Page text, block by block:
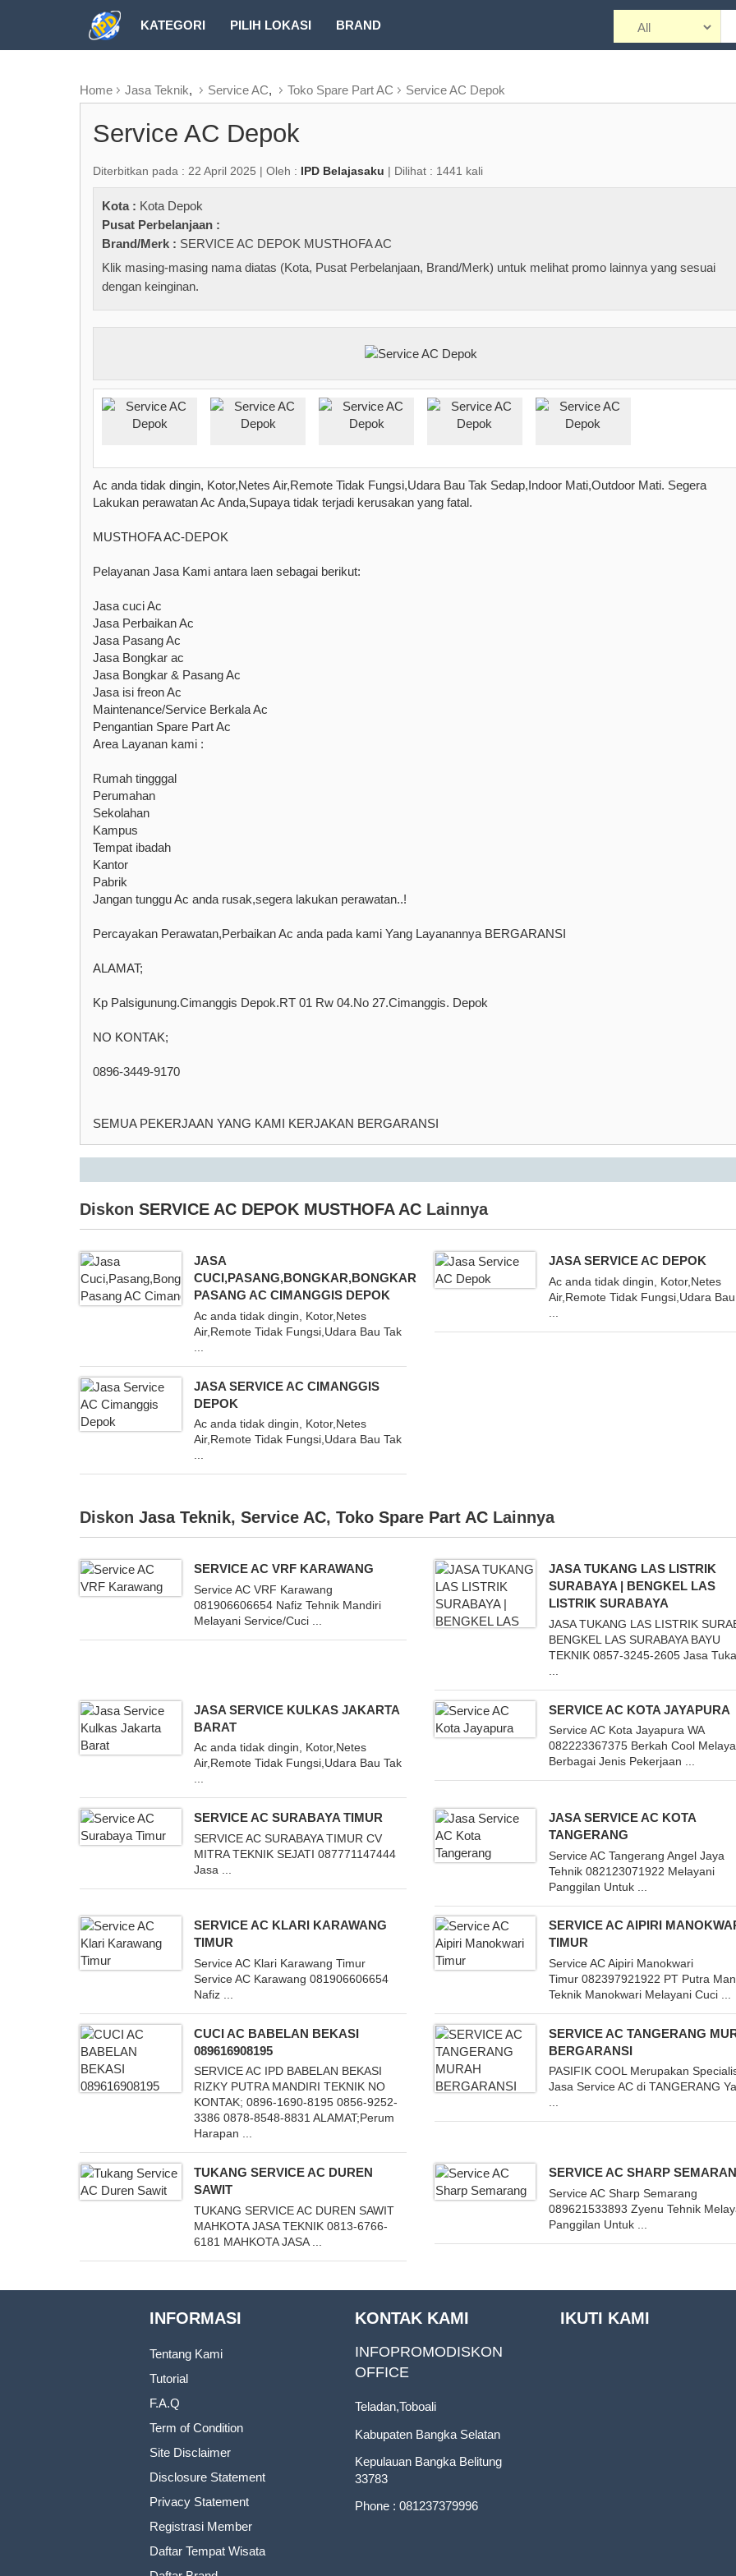
KATEGORI PILIH LOKASI BRAND
Home
Jasa Teknik, Service AC, Toko Spare Part AC Service AC Depok
Service AC Depok
Diterbitkan pada : 22 April 2025 | Oleh : IPD Belajasaku | Dilihat : 1441 kali
Kota : Kota Depok
Pusat Perbelanjaan :
Brand/Merk : SERVICE AC DEPOK MUSTHOFA AC
Klik masing-masing nama diatas (Kota, Pusat Perbelanjaan, Brand/Merk) untuk melihat promo lainnya yang sesuai
dengan keinginan.
Ac anda tidak dingin, Kotor,Netes Air,Remote Tidak Fungsi,Udara Bau Tak Sedap,Indoor Mati,Outdoor Mati. Segera
Lakukan perawatan Ac Anda,Supaya tidak terjadi kerusakan yang fatal.
MUSTHOFA AC-DEPOK
Pelayanan Jasa Kami antara laen sebagai berikut:
Jasa cuci Ac
Jasa Perbaikan Ac
Jasa Pasang Ac
Jasa Bongkar ac
Jasa Bongkar & Pasang Ac
Jasa isi freon Ac
Maintenance/Service Berkala Ac
Pengantian Spare Part Ac
Area Layanan kami :
Rumah tingggal
Perumahan
Sekolahan
Kampus
Tempat ibadah
Kantor
Pabrik
Jangan tunggu Ac anda rusak,segera lakukan perawatan..!
Percayakan Perawatan,Perbaikan Ac anda pada kami Yang Layanannya BERGARANSI
ALAMAT;
Kp Palsigunung.Cimanggis Depok.RT 01 Rw 04.No 27.Cimanggis. Depok
NO KONTAK;
0896-3449-9170
SEMUA PEKERJAAN YANG KAMI KERJAKAN BERGARANSI
Diskon SERVICE AC DEPOK MUSTHOFA AC Lainnya
JASA
CUCI,PASANG,BONGKAR,BONGKAR
PASANG AC CIMANGGIS DEPOK
Ac anda tidak dingin, Kotor,Netes
Air,Remote Tidak Fungsi,Udara Bau Tak
JASA SERVICE AC DEPOK
Ac anda tidak dingin, Kotor,Netes
Air,Remote Tidak Fungsi,Udara
JASA SERVICE AC CIMANGGIS
DEPOK
Ac anda tidak dingin, Kotor,Netes
Air,Remote Tidak Fungsi,Udara Bau Tak
Diskon Jasa Teknik, Service AC, Toko Spare Part AC Lainnya
SERVICE AC VRF KARAWANG
Service AC VRF Karawang
081906606654 Nafiz Tehnik Mandiri
Melayani Service/Cuci ...
JASA TUKANG LAS LISTRIK
SURABAYA | BENGKEL LAS
LISTRIK SURABAYA
JASA TUKANG LAS LISTRIK
BENGKEL LAS SURABAYA BAYU
TEKNIK 0857-3245-2605 Jasa
JASA SERVICE KULKAS JAKARTA
BARAT
Ac anda tidak dingin, Kotor,Netes
Air,Remote Tidak Fungsi,Udara Bau Tak
SERVICE AC KOTA JAYAPURA
Service AC Kota Jayapura WA
082223367375 Berkah Cool
Berbagai Jenis Pekerjaan ...
SERVICE AC SURABAYA TIMUR
SERVICE AC SURABAYA TIMUR CV
MITRA TEKNIK SEJATI 087771147444
Jasa ...
JASA SERVICE AC KOTA
TANGERANG
Service AC Tangerang Angel Jaya
Tehnik 082123071922 Melayani
Panggilan Untuk ...
SERVICE AC KLARI KARAWANG
TIMUR
Service AC Klari Karawang Timur
Service AC Karawang 081906606654
Nafiz ...
SERVICE AC AIPIRI
TIMUR
Service AC Aipiri Manokwari
Timur 082397921922 PT Putra
Teknik Manokwari Melayani Cuci ...
CUCI AC BABELAN BEKASI
089616908195
SERVICE AC IPD BABELAN BEKASI
RIZKY PUTRA MANDIRI TEKNIK NO
KONTAK; 0896-1690-8195 0856-9252-
3386 0878-8548-8831 ALAMAT;Perum
Harapan ...
SERVICE AC TANGERANG
BERGARANSI
PASIFIK COOL Merupakan
Jasa Service AC di TANGERANG
...
TUKANG SERVICE AC DUREN
SAWIT
TUKANG SERVICE AC DUREN SAWIT
MAHKOTA JASA TEKNIK 0813-6766-
6181 MAHKOTA JASA ...
SERVICE AC SHARP
Service AC Sharp Semarang
089621533893 Zyenu Tehnik
Panggilan Untuk ...
INFORMASI
Tentang Kami
Tutorial
F.A.Q
Term of Condition
Site Disclaimer
Disclosure Statement
Privacy Statement
Registrasi Member
Daftar Tempat Wisata
KONTAK KAMI
INFOPROMODISKON
OFFICE
Teladan,Toboali
Kabupaten Bangka Selatan
Kepulauan Bangka Belitung
33783
Phone : 081237379996
IKUTI KAMI